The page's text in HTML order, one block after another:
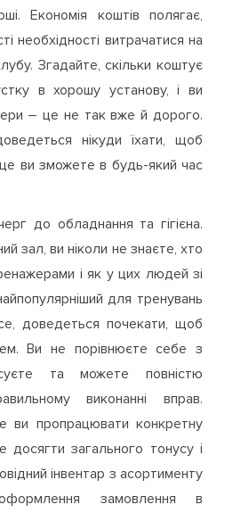
Економія коштів полягає,
необхідності витрачатися на
Згадайте, скільки коштує
в хорошу установу, і ви
– це не так вже й дорого.
нікуди їхати, щоб
ви зможете в будь-який час
до обладнання та гігієна.
зал, ви ніколи не знаєте, хто
і як у цих людей зі
для тренувань
доведеться почекати, щоб
Ви не порівнюєте себе з
та можете повністю
виконанні вправ.
ви пропрацювати конкретну
досягти загального тонусу і
інвентар з асортименту
замовлення в